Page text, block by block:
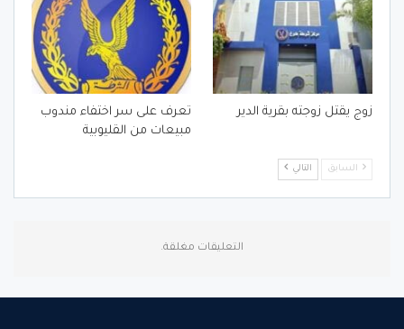
زوج يقتل زوجته بقرية الدير
تعرف على سر اختفاء مندوب
مبيعات من القليوبية
السابق التالي
التعليقات مغلقة.